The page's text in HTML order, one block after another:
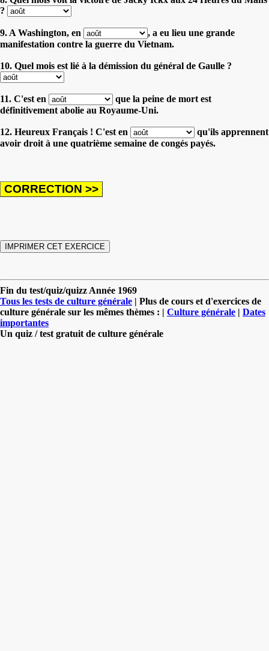
?
9. A Washington, en
, a eu lieu une grande
manifestation contre la guerre du Vietnam.
10. Quel mois est lié à la démission du général de Gaulle ?
11. C'est en
que la peine de mort est
définitivement abolie au Royaume-Uni.
12. Heureux Français ! C'est en
qu'ils apprennent
avoir droit à une quatrième semaine de congés payés.
Fin du test/quiz/quizz Année 1969
Tous les tests de culture générale | Plus de cours et d'exercices de
culture générale sur les mêmes thèmes : | Culture générale | Dates
importantes
Un quiz / test gratuit de culture générale